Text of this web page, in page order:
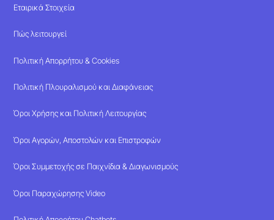
Εταιρικά Στοιχεία
Πώς λειτουργεί
Πολιτική Απορρήτου & Cookies
Πολιτική Πλουραλισμού και Διαφάνειας
Όροι Χρήσης και Πολιτική Λειτουργίας
Όροι Αγορών, Αποστολών και Επιστροφών
Όροι Συμμετοχής σε Παιχνίδια & Διαγωνισμούς
Όροι Παραχώρησης Video